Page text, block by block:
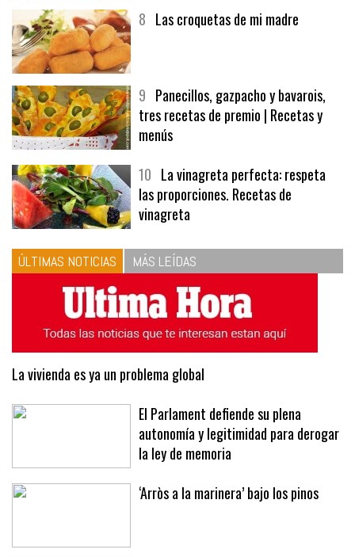
8 Las croquetas de mi madre
9 Panecillos, gazpacho y bavarois,
tres recetas de premio | Recetas y
menús
10 La vinagreta perfecta: respeta
las proporciones. Recetas de
vinagreta
ÚLTIMAS NOTICIAS MÁS LEÍDAS
La vivienda es ya un problema global
El Parlament defiende su plena
autonomía y legitimidad para derogar
la ley de memoria
‘Arròs a la marinera’ bajo los pinos